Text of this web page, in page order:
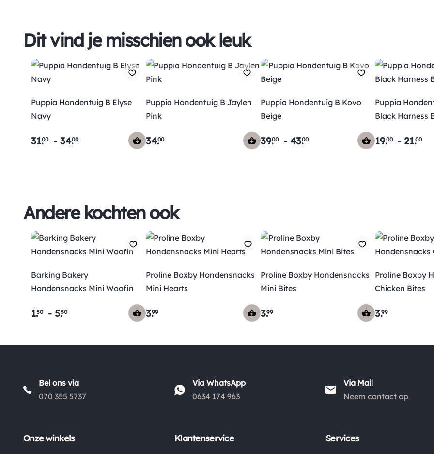
Dit vind je misschien ook leuk
Puppia Hondentuig B Elyse
Navy
31.00 - 34.00
Puppia Hondentuig B Jaylen
Pink
34.00
Puppia Hondentuig B Kovo
Beige
39.00 - 43.00
Puppia
Black Harness
19.00 - 21.00
Andere kochten ook
Barking Bakery
Hondensnacks Mini Woofin
1.50 - 5.50
Proline Boxby Hondensnacks
Mini Hearts
3.99
Proline Boxby Hondensnacks
Mini Bites
3.99
Proline Boxby
Chicken Bites
3.99
Bel ons via
070 355 5737
Via WhatsApp
0634 174 963
Via Mail
Neem contact op
Onze winkels Klantenservice Services